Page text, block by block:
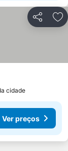
Partilhar
cidade
Ver preços